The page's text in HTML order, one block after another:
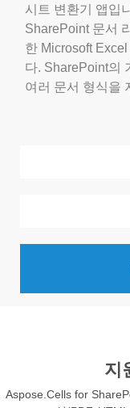
시트 변환기 앱입
SharePoint 문서
한 Microsoft
다. SharePoint의
여러 문서 형식을
지
Aspose.Cells for